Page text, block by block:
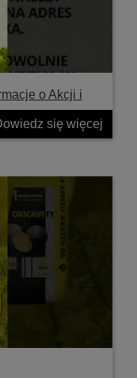
o Akcji i
się więcej